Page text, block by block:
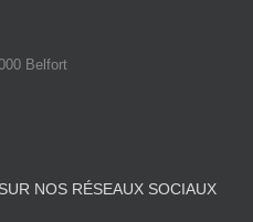
Belfort
NOS RÉSEAUX SOCIAUX